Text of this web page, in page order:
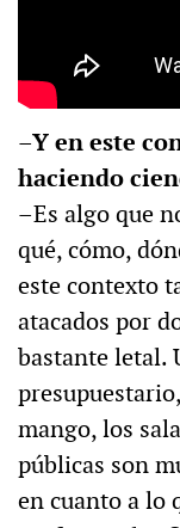
–Y en este
haciendo
–Es algo que
qué, cómo,
este contexto
atacados por
bastante letal.
mango, los
públicas son
en cuanto a lo